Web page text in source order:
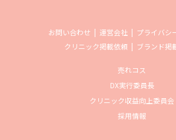
お問い合わせ 運営会社
プライバシ
クリニック掲載依頼
ブランド掲
売れコス
DX実行委員長
クリニック収益向上委員会
採用情報